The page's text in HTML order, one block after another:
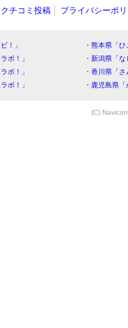
クチコミ投稿 プライバシーポ
！」
・熊本県「
ボ！」
・新潟県「
ボ！」
・香川県「
ボ！」
・鹿児島県
(C)